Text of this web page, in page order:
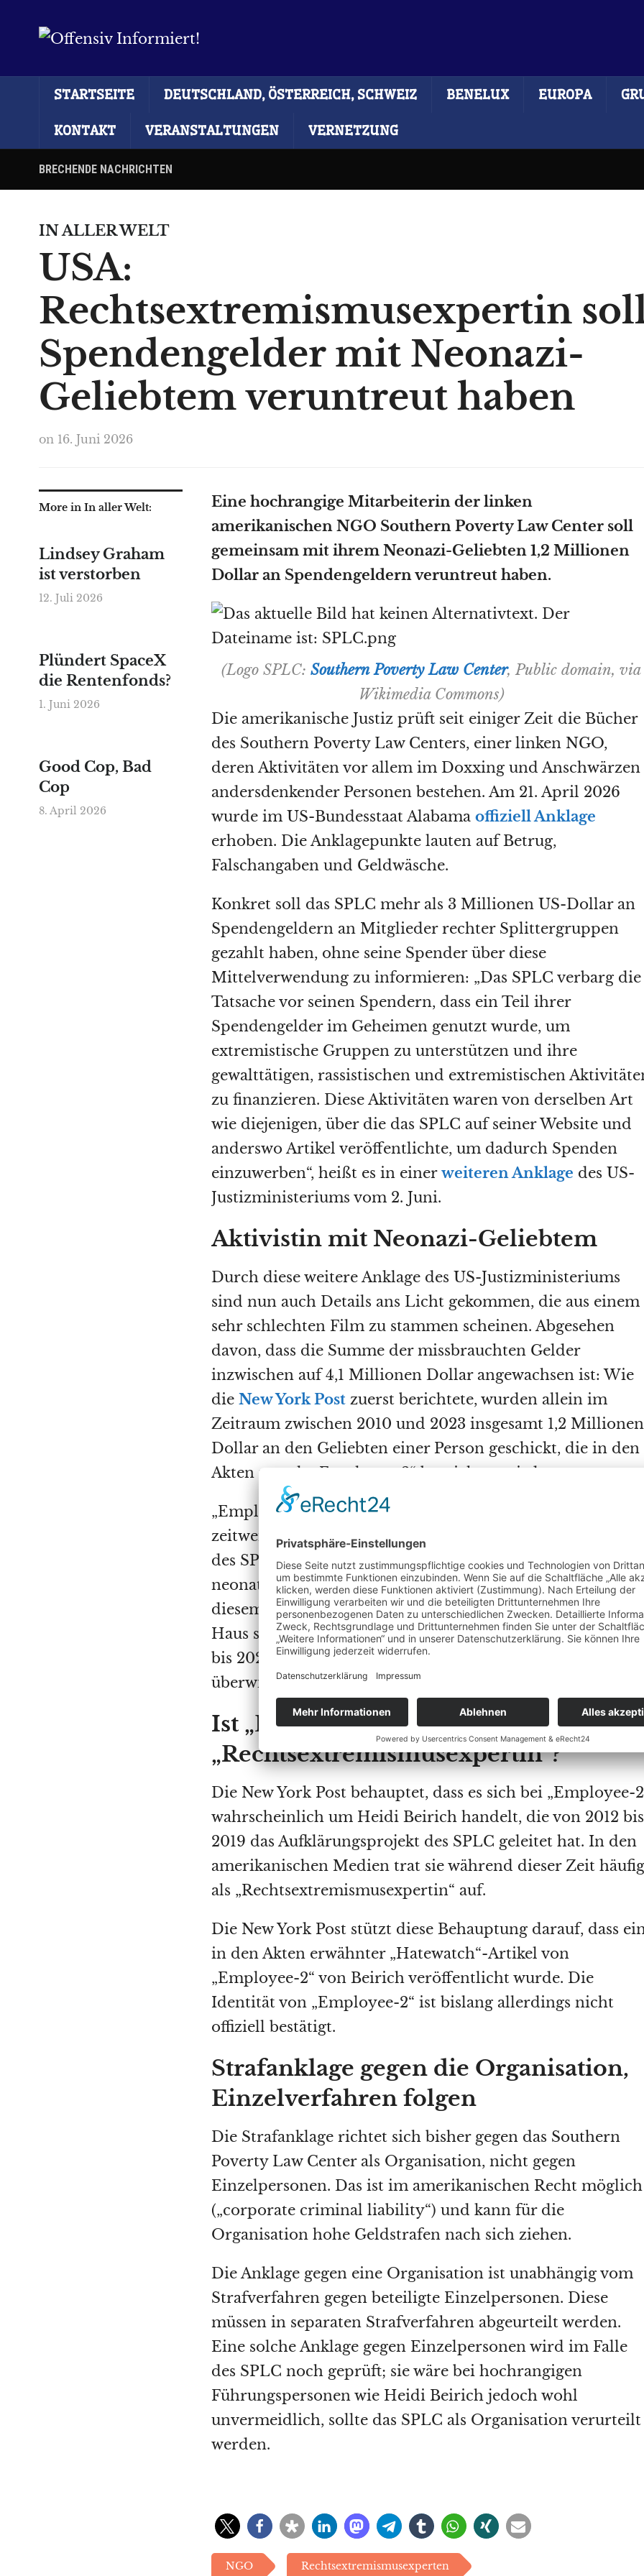
STARTSEITE DEUTSCHLAND, ÖSTERREICH, SCHWEIZ BENELUX EUROPA
KONTAKT VERANSTALTUNGEN VERNETZUNG
BRECHENDE NACHRICHTEN
IN ALLER WELT
USA:
Rechtsextremismusexpertin
Spendengelder mit Neonazi-
Geliebtem veruntreut haben
on 16. Juni 2026
More in In aller Welt:
Lindsey Graham
ist verstorben
12. Juli 2026
Plündert SpaceX
die Rentenfonds?
1. Juni 2026
Good Cop, Bad
Cop
8. April 2026
Eine hochrangige Mitarbeiterin der linken
amerikanischen NGO Southern Poverty Law Center soll
gemeinsam mit ihrem Neonazi-Geliebten 1,2 Millionen
Dollar an Spendengeldern veruntreut haben.
(Logo SPLC:Southern Poverty Law Center, Public domain, via
Wikimedia Commons)
Die amerikanische Justiz prüft seit einiger Zeit die Bücher
des Southern Poverty Law Centers, einer linken NGO,
deren Aktivitäten vor allem im Doxxing und Anschwärzen
andersdenkender Personen bestehen. Am 21. April 2026
wurde im US-Bundesstaat Alabama offiziell Anklage
erhoben. Die Anklagepunkte lauten auf Betrug,
Falschangaben und Geldwäsche.
Konkret soll das SPLC mehr als 3 Millionen US-Dollar an
Spendengeldern an Mitglieder rechter Splittergruppen
gezahlt haben, ohne seine Spender über diese
Mittelverwendung zu informieren: „Das SPLC verbarg die
Tatsache vor seinen Spendern, dass ein Teil ihrer
Spendengelder im Geheimen genutzt wurde, um
extremistische Gruppen zu unterstützen und ihre
gewalttätigen, rassistischen und extremistischen
zu finanzieren. Diese Aktivitäten waren von derselben Art
wie diejenigen, über die das SPLC auf seiner Website und
anderswo Artikel veröffentlichte, um dadurch Spenden
einzuwerben“, heißt es in einer weiteren Anklage des US-
Justizministeriums vom 2. Juni.
Aktivistin mit Neonazi-Geliebtem
Durch diese weitere Anklage des US-Justizministeriums
sind nun auch Details ans Licht gekommen, die aus einem
sehr schlechten Film zu stammen scheinen. Abgesehen
davon, dass die Summe der missbrauchten Gelder
inzwischen auf 4,1 Millionen Dollar angewachsen ist: Wie
die New York Postzuerst berichtete, wurden allein im
Zeitraum zwischen 2010 und 2023 insgesamt 1,2 Millionen
Dollar an den Geliebten einer Person geschickt, die in den
Akten nur als „Employee-2“ bezeichnet wird.
„Employee-2“ war eine hochrangige Mitarbeiterin, die
zeitweilig das Aufklärungsprojekt („Intelligence Project“)
des SPLC leitete. Ihr Geliebter war Mitglied der
neonationalsozialistischen Gruppe National Alliance. Mit
diesem Geliebten hatte „Employee-2“ ein gemeinsames
Haus sowie zwei gemeinsame Bankkonten, auf die von
bis 2021 etwa 140.000 Dollar Spendengelder des SPLC
überwiesen wurden.
Ist „Employee-2“ eine bekannte
„Rechtsextremismusexpertin“?
Die New York Post behauptet, dass es sich bei „Employee-
wahrscheinlich um Heidi Beirich handelt, die von 2012 bis
2019 das Aufklärungsprojekt des SPLC geleitet hat. In den
amerikanischen Medien trat sie während dieser Zeit häufig
als „Rechtsextremismusexpertin“ auf.
Die New York Post stützt diese Behauptung darauf, dass
in den Akten erwähnter „Hatewatch“-Artikel von
„Employee-2“ von Beirich veröffentlicht wurde. Die
Identität von „Employee-2“ ist bislang allerdings nicht
offiziell bestätigt.
Strafanklage gegen die Organisation,
Einzelverfahren folgen
Die Strafanklage richtet sich bisher gegen das Southern
Poverty Law Center als Organisation, nicht gegen
Einzelpersonen. Das ist im amerikanischen Recht möglich
(„corporate criminal liability“) und kann für die
Organisation hohe Geldstrafen nach sich ziehen.
Die Anklage gegen eine Organisation ist unabhängig vom
Strafverfahren gegen beteiligte Einzelpersonen. Diese
müssen in separaten Strafverfahren abgeurteilt werden.
Eine solche Anklage gegen Einzelpersonen wird im Falle
des SPLC noch geprüft; sie wäre bei hochrangigen
Führungspersonen wie Heidi Beirich jedoch wohl
unvermeidlich, sollte das SPLC als Organisation verurteilt
werden.
NGO Rechtsextremismusexperten